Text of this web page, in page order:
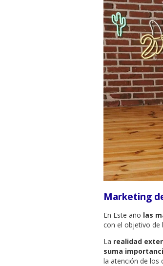
Marketing
En Este año las
con el objetivo de
La realidad
suma
la atención de los